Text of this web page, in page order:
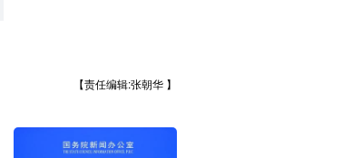
【责任编辑:张朝华 】